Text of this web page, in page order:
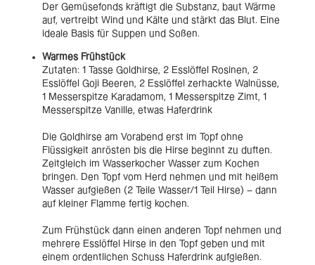
Der Gemüsefonds kräftigt die Substanz, baut Wärme
auf, vertreibt Wind und Kälte und stärkt das Blut. Eine
ideale Basis für Suppen und Soßen.
Warmes Frühstück
Zutaten: 1 Tasse Goldhirse, 2 Esslöffel Rosinen, 2
Esslöffel Goji Beeren, 2 Esslöffel zerhackte Walnüsse,
1 Messerspitze Karadamom, 1 Messerspitze Zimt, 1
Messerspitze Vanille, etwas Haferdrink
Die Goldhirse am Vorabend erst im Topf ohne
Flüssigkeit anrösten bis die Hirse beginnt zu duften.
Zeitgleich im Wasserkocher Wasser zum Kochen
bringen. Den Topf vom Herd nehmen und mit heißem
Wasser aufgießen (2 Teile Wasser/1 Teil Hirse) – dann
auf kleiner Flamme fertig kochen.
Zum Frühstück dann einen anderen Topf nehmen und
mehrere Esslöffel Hirse in den Topf geben und mit
einem ordentlichen Schuss Haferdrink aufgießen.